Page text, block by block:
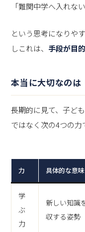
「難関中学へ入れな
という思考になりや
しこれは、 手段が目
本当に大切なのは
長期的に見て、子ど
ではなく次の4つの力
力 具体的な意味
学
ぶ
力
新しい知識
収する姿勢